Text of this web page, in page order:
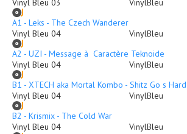
Vinyl Bleu 03
VinylBleu
A1 - Leks - The Czech Wanderer
Vinyl Bleu 04
VinylBleu
A2 - UZI - Message à Caractère Teknoide
Vinyl Bleu 04
VinylBleu
B1 - XTECH aka Mortal Kombo - Shitz Go s Hard
Vinyl Bleu 04
VinylBleu
B2 - Krismix - The Cold War
Vinyl Bleu 04
VinylBleu